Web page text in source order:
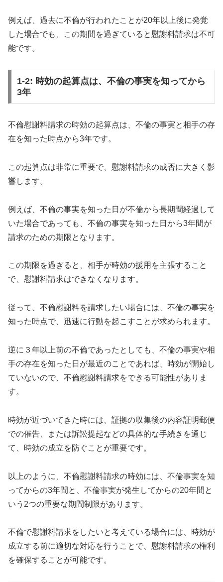
例えば、過去に不倫が行われたことが20年以上後に発覚
した場合でも、この期間を過ぎていると慰謝料請求は不可
能です。
1-2: 時効の起算点は、不倫の事実を知ってから
3年
不倫慰謝料請求の時効の起算点は、不倫の事実と相手の存
在を知った時点から3年です。
この起算点は非常に重要で、慰謝料請求の成否に大きく影
響します。
例えば、不倫の事実を知った日が不倫から長期間経過して
いた場合であっても、不倫の事実を知った日から3年間が
請求のための期限となります。
この期限を過ぎると、相手が時効の援用を主張すること
で、慰謝料請求はできなくなります。
従って、不倫慰謝料を請求したい場合には、不倫の事実を
知った時点で、迅速に行動を起こすことが求められます。
逆に３年以上前の不倫であったとしても、不倫の事実や相
手の存在を知った日が最近のことであれば、時効が開始し
ていないので、不倫慰謝料請求をできる可能性がありま
す。
時効が近づいてきた時には、証拠の収集後の内容証明郵便
での催告、または訴訟提起などの具体的な手続きを通じ
て、時効の成立を防ぐことが重要です。
以上のように、不倫慰謝料請求の時効には、不倫事実を知
ってからの3年間と、不倫事実が発生してからの20年間と
いう2つの重要な期間制限があります。
不倫で慰謝料請求をしたいと考えている場合には、時効が
成立する前に適切な対応を行うことで、慰謝料請求の権利
を確保することが可能です。